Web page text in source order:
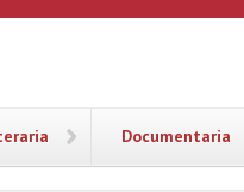
Documentaria